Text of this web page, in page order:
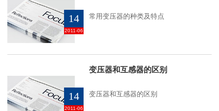
14
2011-06
常用变压器的种类及特点
14
2011-06
变压器和互感器的区别
变压器和互感器的区别